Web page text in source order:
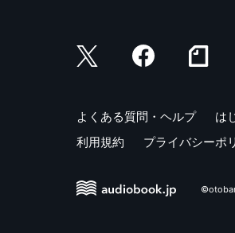
よくある質問・ヘルプ は
利用規約
プライバシーポ